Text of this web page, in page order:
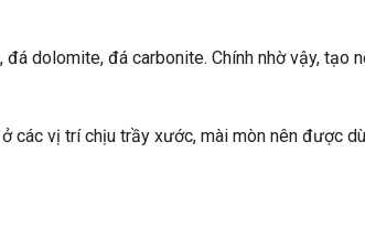
dolomite, đá carbonite. Chính nhờ vậy, tạo
các vị trí chịu trầy xước, mài mòn nên được